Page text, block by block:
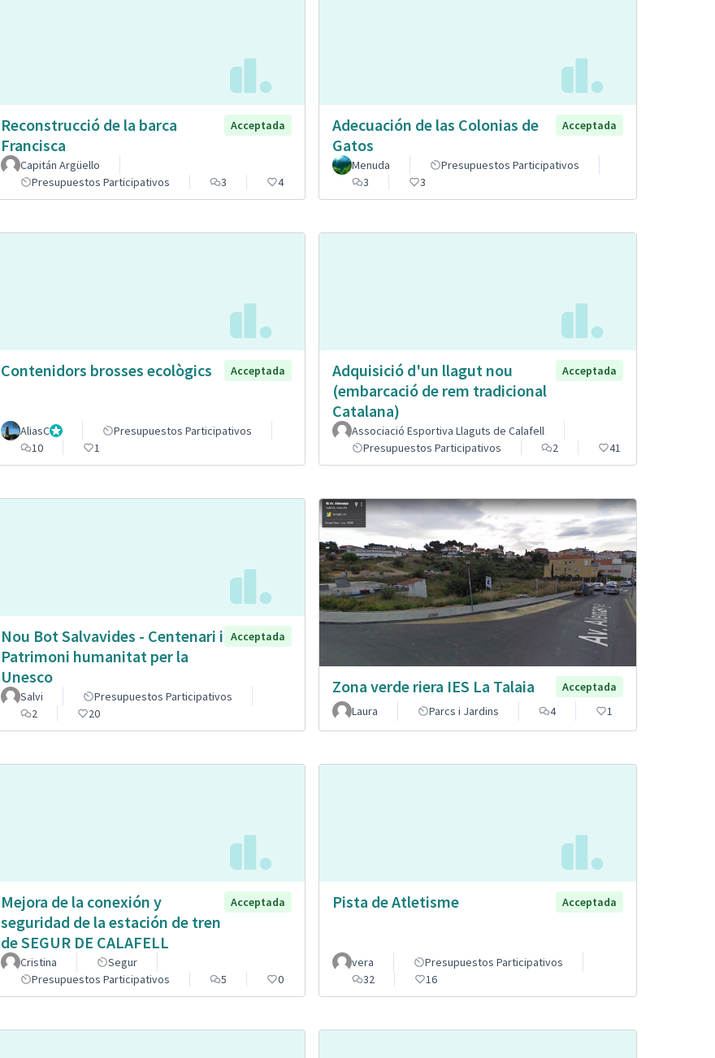
Reconstrucció de la barca
Francisca
Acceptada
Capitán Argüello
Presupuestos Participativos
3 4
Adecuación de las Colonias de
Gatos
Acceptada
Menuda
Presupuestos Participativos
3
3
Contenidors brosses ecològics Acceptada
AliasCGestor
Presupuestos Participativos
10
1
Adquisició d'un llagut nou
(embarcació de rem tradicional
Catalana)
Acceptada
Associació Esportiva Llaguts de Calafell
Presupuestos Participativos
2 41
Nou Bot Salvavides - Centenari i
Patrimoni humanitat per la
Unesco
Acceptada
Salvi
Presupuestos Participativos
2
20
Zona verde riera IES La Talaia
Acceptada
Laura
Parcs i Jardins 4 1
Mejora de la conexión y
seguridad de la estación de tren
de SEGUR DE CALAFELL
Acceptada
Cristina
Segur
Presupuestos Participativos
5 0
Pista de Atletisme Acceptada
vera
Presupuestos Participativos
32
16